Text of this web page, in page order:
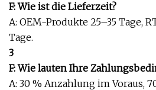
F: Wie ist die Lieferzeit?
A: OEM-Produkte 25–35 Tage,
Tage.
3
F: Wie lauten Ihre
A: 30 % Anzahlung im Voraus,